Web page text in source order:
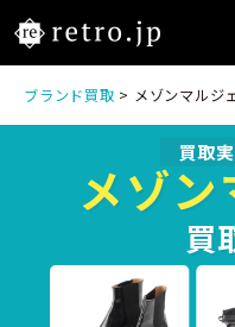
ブランド買取 > メゾンマルジ
買取
メゾ
買